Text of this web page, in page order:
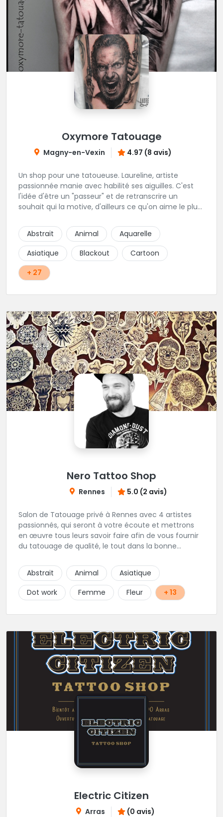
Oxymore Tatouage
Magny-en-Vexin 4.97 (8 avis)
Un shop pour une tatoueuse. Laureline, artiste
passionnée manie avec habilité ses aiguilles. C'est
l'idée d'être un "passeur" et de retranscrire un
souhait qui la motive, d'ailleurs ce qu'on aime le plus
néo trad. Une tatoueuse recommandée et à
recommander !
Abstrait Animal
Aquarelle
Asiatique
Blackout
Cartoon
+ 27
Nero Tattoo Shop
Rennes 5.0 (2 avis)
Salon de Tatouage privé à Rennes avec 4 artistes
passionnés, qui seront à votre écoute et mettrons
en œuvre tous leurs savoir faire afin de vous fournir
du tatouage de qualité, le tout dans la bonne
Abstrait
Animal
Asiatique
Dot work
Femme Fleur + 13
Electric Citizen
Arras (0 avis)